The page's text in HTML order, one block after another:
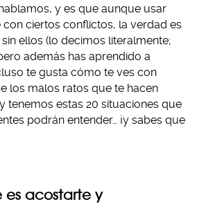
y es que aunque usar
con ciertos conflictos, la verdad es
ellos (lo decimos literalmente;
además has aprendido a
te gusta cómo te ves con
los malos ratos que te hacen
tenemos estas 20 situaciones que
podrán entender… ¡y sabes que
es acostarte y